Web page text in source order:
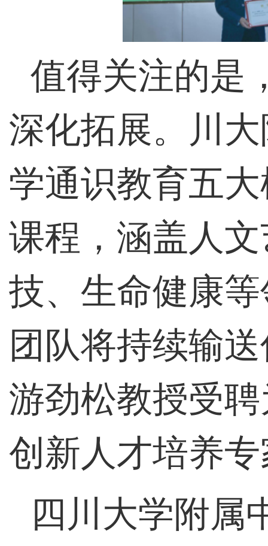
值得关注的是
深化拓展。川
学通识教育五
课程，涵盖人
技、生命健康
团队将持续输
游劲松教授受
创新人才培养
四川大学附属